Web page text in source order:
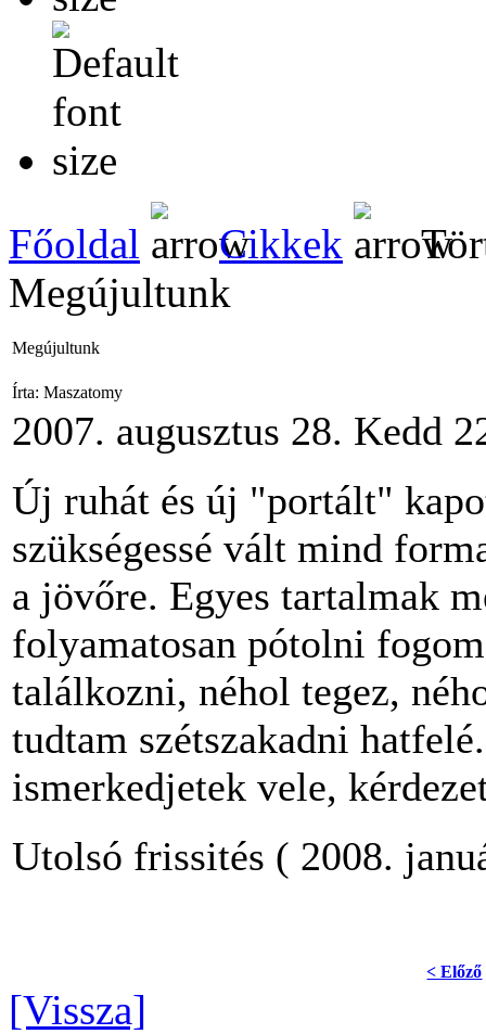
Főoldal Cikkek
Megújultunk
Megújultunk
Írta: Maszatomy
2007. augusztus 28. Kedd
Új ruhát és új "portált"
szükségessé vált mind
a jövőre. Egyes tartalmak
folyamatosan pótolni
találkozni, néhol tegez,
tudtam szétszakadni
ismerkedjetek vele,
Utolsó frissités ( 2008.
< Előző
[Vissza]